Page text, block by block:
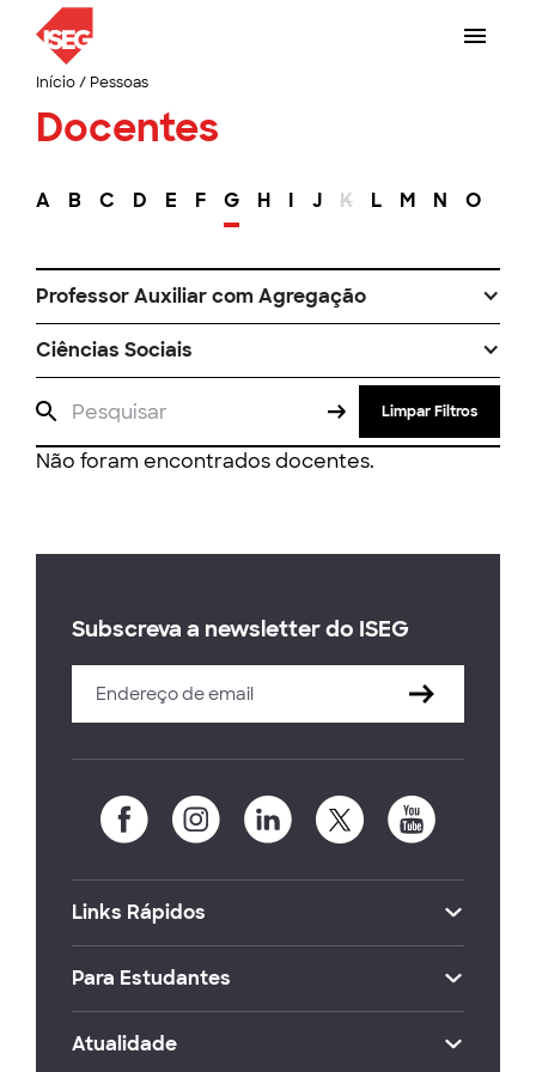
Início/ Pessoas
Docentes
A B C D E F G H I J K L M N O
Professor Auxiliar com Agregação
Ciências Sociais
Limpar Filtros
Não foram encontrados docentes.
Subscreva a newsletter do ISEG
Links Rápidos
Para Estudantes
Atualidade